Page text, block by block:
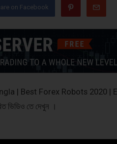
on Facebook
| Best Forex Robots 2020 |
ভিডিও তে দেখুন ।